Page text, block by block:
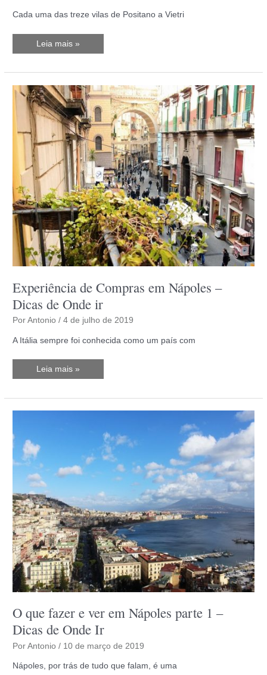
Cada uma das treze vilas de Positano a Vietri
5
ao
da
Costa
Amalfi
Leia mais »
Experiência de Compras em Nápoles –
Dicas de Onde ir
PorAntonio/4 de julho de 2019
A Itália sempre foi conhecida como um país com
Experiência
Nápoles
Leia mais »
O que fazer e ver em Nápoles parte 1 –
Dicas de Onde Ir
PorAntonio/ 10 de março de 2019
Nápoles, por trás de tudo que falam, é uma